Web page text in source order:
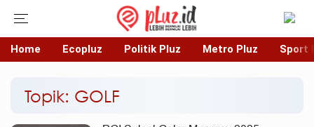
Home Ecopluz Politik Pluz Metro Pluz Sport
Topik: GOLF